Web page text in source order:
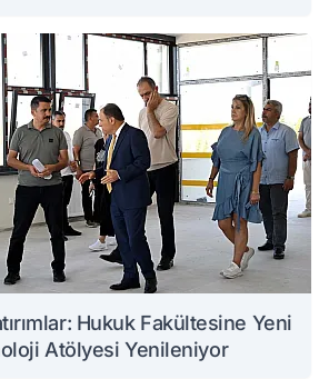
Hukuk Fakültesine Yeni
Atölyesi Yenileniyor